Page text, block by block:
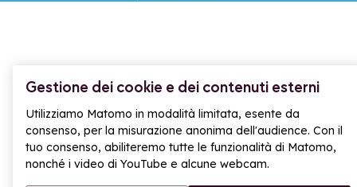
Gestione dei cookie e dei contenuti esterni
Utilizziamo Matomo in modalità limitata, esente da
consenso, per la misurazione anonima dell'audience. Con il
tuo consenso, abiliteremo tutte le funzionalità di Matomo,
nonché i video di YouTube e alcune webcam.